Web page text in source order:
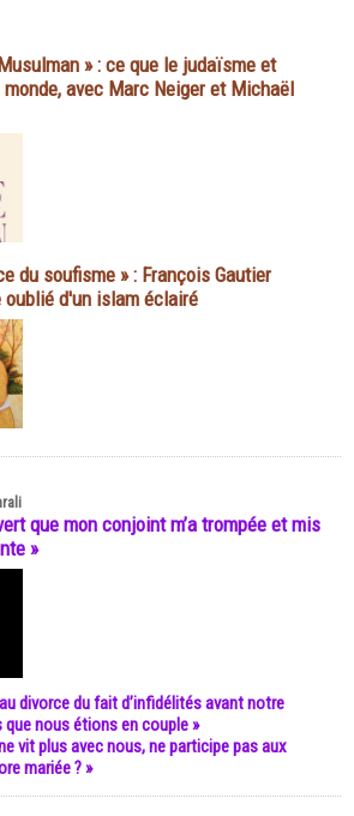
» : ce que le judaïsme et
avec Marc Neiger et Michaël
du soufisme » : François Gautier
d'un islam éclairé
que mon conjoint m’a trompée et mis
»
divorce du fait d’infidélités avant notre
nous étions en couple »
vit plus avec nous, ne participe pas aux
mariée ? »